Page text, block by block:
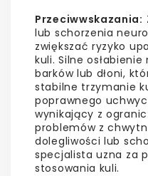
Przeciwwskazania:
lub schorzenia
zwiększać ryzyko
kuli. Silne
barków lub dłoni,
stabilne trzymanie
poprawnego
wynikający z
problemów z
dolegliwości lub
specjalista uzna za
stosowania kuli.